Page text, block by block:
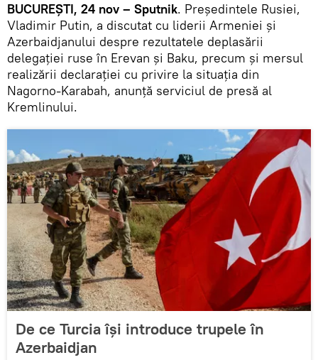
BUCUREȘTI, 24 nov – Sputnik. Președintele Rusiei,
Vladimir Putin, a discutat cu liderii Armeniei și
Azerbaidjanului despre rezultatele deplasării
delegației ruse în Erevan și Baku, precum și mersul
realizării declarației cu privire la situația din
Nagorno-Karabah, anunță serviciul de presă al
Kremlinului.
De ce Turcia își introduce trupele în
Azerbaidjan